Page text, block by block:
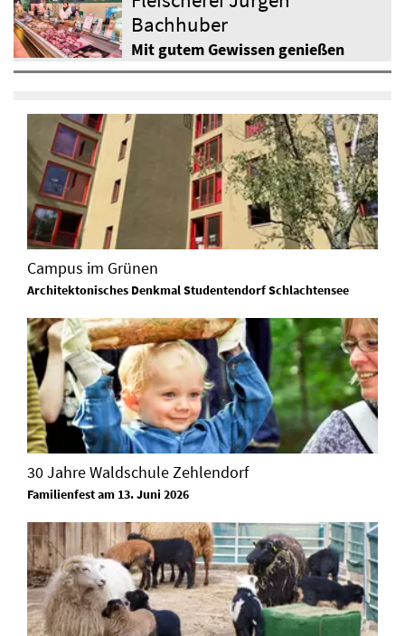
Bachhuber
Mit gutem Gewissen genießen
Campus im Grünen
Architektonisches Denkmal Studentendorf Schlachtensee
30 Jahre Waldschule Zehlendorf
Familienfest am 13. Juni 2026